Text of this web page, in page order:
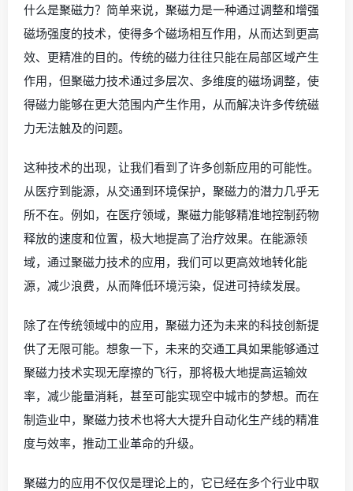
什么是聚磁力？简单来说，聚磁力是一种通过调整和增强
磁场强度的技术，使得多个磁场相互作用，从而达到更高
效、更精准的目的。传统的磁力往往只能在局部区域产生
作用，但聚磁力技术通过多层次、多维度的磁场调整，使
得磁力能够在更大范围内产生作用，从而解决许多传统磁
力无法触及的问题。
这种技术的出现，让我们看到了许多创新应用的可能性。
从医疗到能源，从交通到环境保护，聚磁力的潜力几乎无
所不在。例如，在医疗领域，聚磁力能够精准地控制药物
释放的速度和位置，极大地提高了治疗效果。在能源领
域，通过聚磁力技术的应用，我们可以更高效地转化能
源，减少浪费，从而降低环境污染，促进可持续发展。
除了在传统领域中的应用，聚磁力还为未来的科技创新提
供了无限可能。想象一下，未来的交通工具如果能够通过
聚磁力技术实现无摩擦的飞行，那将极大地提高运输效
率，减少能量消耗，甚至可能实现空中城市的梦想。而在
制造业中，聚磁力技术也将大大提升自动化生产线的精准
度与效率，推动工业革命的升级。
聚磁力的应用不仅仅是理论上的，它已经在多个行业中取